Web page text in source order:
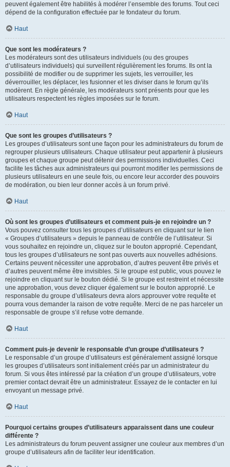
peuvent également être habilités à modérer l’ensemble des forums. Tout ceci
dépend de la configuration effectuée par le fondateur du forum.
Haut
Que sont les modérateurs ?
Les modérateurs sont des utilisateurs individuels (ou des groupes
d’utilisateurs individuels) qui surveillent régulièrement les forums. Ils ont la
possibilité de modifier ou de supprimer les sujets, les verrouiller, les
déverrouiller, les déplacer, les fusionner et les diviser dans le forum qu’ils
modèrent. En règle générale, les modérateurs sont présents pour que les
utilisateurs respectent les règles imposées sur le forum.
Haut
Que sont les groupes d’utilisateurs ?
Les groupes d’utilisateurs sont une façon pour les administrateurs du forum de
regrouper plusieurs utilisateurs. Chaque utilisateur peut appartenir à plusieurs
groupes et chaque groupe peut détenir des permissions individuelles. Ceci
facilite les tâches aux administrateurs qui pourront modifier les permissions de
plusieurs utilisateurs en une seule fois, ou encore leur accorder des pouvoirs
de modération, ou bien leur donner accès à un forum privé.
Haut
Où sont les groupes d’utilisateurs et comment puis-je en rejoindre un ?
Vous pouvez consulter tous les groupes d’utilisateurs en cliquant sur le lien
« Groupes d’utilisateurs » depuis le panneau de contrôle de l’utilisateur. Si
vous souhaitez en rejoindre un, cliquez sur le bouton approprié. Cependant,
tous les groupes d’utilisateurs ne sont pas ouverts aux nouvelles adhésions.
Certains peuvent nécessiter une approbation, d’autres peuvent être privés et
d’autres peuvent même être invisibles. Si le groupe est public, vous pouvez le
rejoindre en cliquant sur le bouton dédié. Si le groupe est restreint et nécessite
une approbation, vous devez cliquer également sur le bouton approprié. Le
responsable du groupe d’utilisateurs devra alors approuver votre requête et
pourra vous demander la raison de votre requête. Merci de ne pas harceler un
responsable de groupe s’il refuse votre demande.
Haut
Comment puis-je devenir le responsable d’un groupe d’utilisateurs ?
Le responsable d’un groupe d’utilisateurs est généralement assigné lorsque
les groupes d’utilisateurs sont initialement créés par un administrateur du
forum. Si vous êtes intéressé par la création d’un groupe d’utilisateurs, votre
premier contact devrait être un administrateur. Essayez de le contacter en lui
envoyant un message privé.
Haut
Pourquoi certains groupes d’utilisateurs apparaissent dans une couleur
différente ?
Les administrateurs du forum peuvent assigner une couleur aux membres d’un
groupe d’utilisateurs afin de faciliter leur identification.